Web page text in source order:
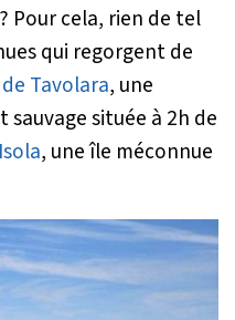
Pour cela, rien de tel
qui regorgent de
Tavolara, une
située à 2h de
, une île méconnue